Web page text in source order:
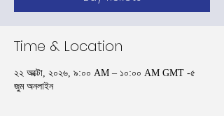
Time & Location
২২ অক্টো, ২০২৬, ৯:০০ AM – ১০:০০ AM GMT -৫
জুম অনলাইন